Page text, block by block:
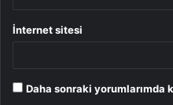
İnternet sitesi
Daha sonraki yorumlarımda